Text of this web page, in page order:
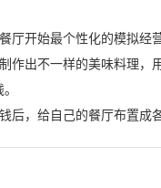
厅开始最个性化的模拟经
作出不一样的美味料理，
后，给自己的餐厅布置成